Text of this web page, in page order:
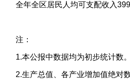
全年全区居民人均可支配收入
注：
1.本公报中数据均为初步统计数
2.生产总值、各产业增加值绝对